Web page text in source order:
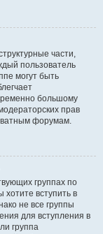
части,
пользователь
могут быть
большому
прав
форумам.
группах по
вступить в
не все группы
для вступления в
группа